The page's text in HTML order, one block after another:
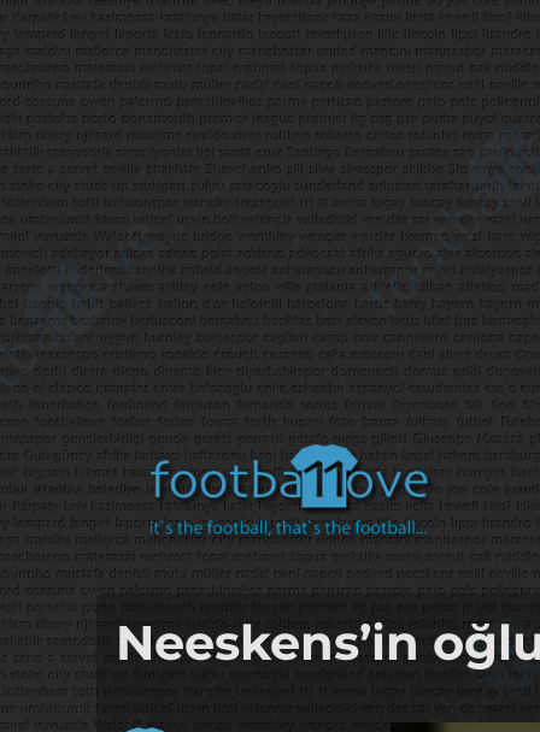
footbaLLove
it's the football, that's the football…
Neeskens’in